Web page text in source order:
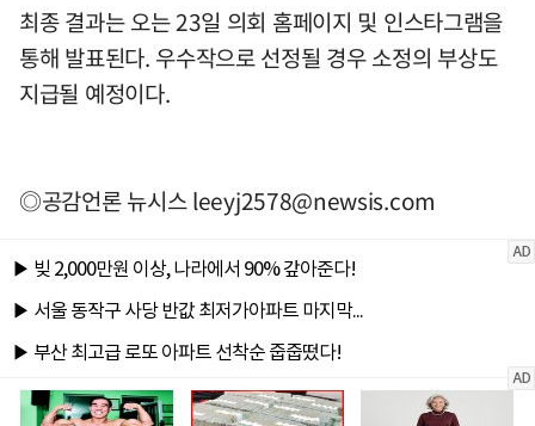
최종 결과는 오는 23일 의회 홈페이지 및 인스타그램을
통해 발표된다. 우수작으로 선정될 경우 소정의 부상도
지급될 예정이다.
◎공감언론 뉴시스leeyj2578@newsis.com